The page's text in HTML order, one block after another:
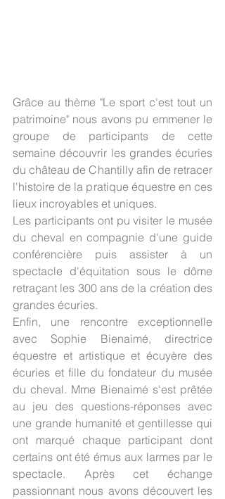
Grâce au thème "Le sport c'est tout un
patrimoine" nous avons pu emmener le
groupe de participants de cette
semaine découvrir les grandes écuries
du château de Chantilly afin de retracer
l'histoire de la pratique équestre en ces
lieux incroyables et uniques.
Les participants ont pu visiter le musée
du cheval en compagnie d'une guide
conférencière puis assister à un
spectacle d'équitation sous le dôme
retraçant les 300 ans de la création des
grandes écuries.
Enfin, une rencontre exceptionnelle
avec Sophie Bienaimé, directrice
équestre et artistique et écuyère des
écuries et fille du fondateur du musée
du cheval. Mme Bienaimé s'est prêtée
au jeu des questions-réponses avec
une grande humanité et gentillesse qui
ont marqué chaque participant dont
certains ont été émus aux larmes par le
spectacle. Après cet échange
passionnant nous avons découvert les